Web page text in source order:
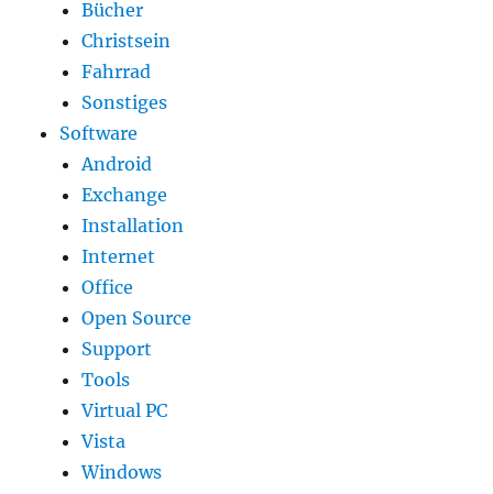
Bücher
Christsein
Fahrrad
Sonstiges
Software
Android
Exchange
Installation
Internet
Office
Open Source
Support
Tools
Virtual PC
Vista
Windows